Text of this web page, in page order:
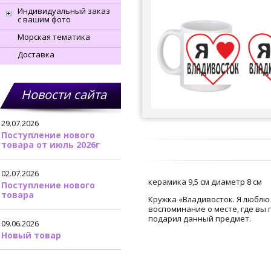
Индивидуальный заказ
с вашим фото
Морская тематика
Доставка
Новости сайта
29.07.2026
Поступление нового
товара от июль 2026г
02.07.2026
Поступление нового
товара
09.06.2026
Новый товар
керамика 9,5 см диаметр 8 см
Кружка «Владивосток. Я
воспоминание о месте, где
подарил данный предмет.